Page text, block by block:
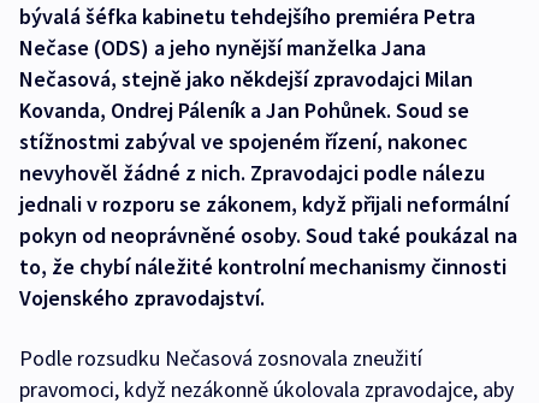
bývalá šéfka kabinetu tehdejšího premiéra Petra
Nečase (ODS) a jeho nynější manželka Jana
Nečasová, stejně jako někdejší zpravodajci Milan
Kovanda, Ondrej Páleník a Jan Pohůnek. Soud se
stížnostmi zabýval ve spojeném řízení, nakonec
nevyhověl žádné z nich. Zpravodajci podle nálezu
jednali v rozporu se zákonem, když přijali neformální
pokyn od neoprávněné osoby. Soud také poukázal na
to, že chybí náležité kontrolní mechanismy činnosti
Vojenského zpravodajství.
Podle rozsudku Nečasová zosnovala zneužití
pravomoci, když nezákonně úkolovala zpravodajce, aby